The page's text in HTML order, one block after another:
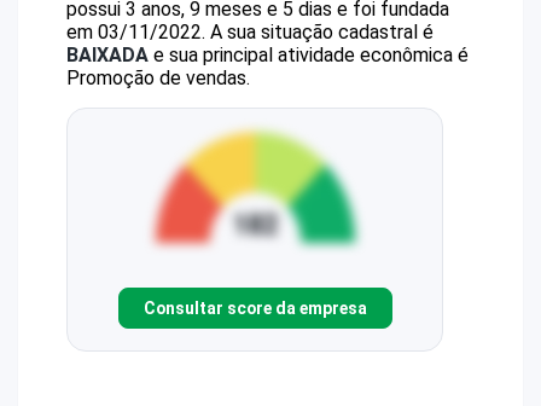
possui 3 anos, 9 meses e 5 dias e foi fundada
em 03/11/2022. A sua situação cadastral é
BAIXADA e sua principal atividade econômica é
Promoção de vendas.
Consultar score da empresa